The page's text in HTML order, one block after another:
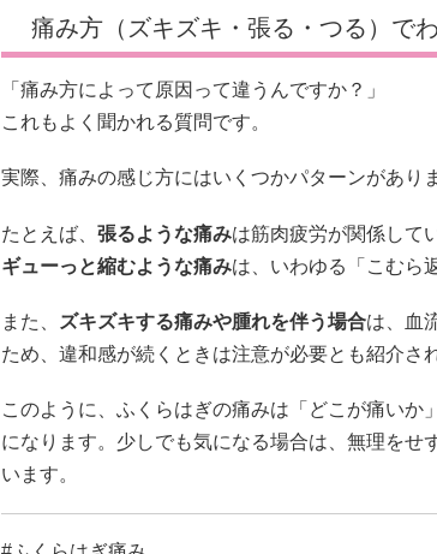
痛み方（ズキズキ・張る・つる）で
「痛み方によって原因って違うんですか？」
これもよく聞かれる質問です。
実際、痛みの感じ方にはいくつかパターンがあり
たとえば、 張るような痛みは筋肉疲労が関係して
ギューっと縮むような痛みは、いわゆる「こむら
また、 ズキズキする痛みや腫れを伴う場合は、血
ため、違和感が続くときは注意が必要とも紹介さ
このように、ふくらはぎの痛みは「どこが痛いか
になります。少しでも気になる場合は、無理をせ
います。